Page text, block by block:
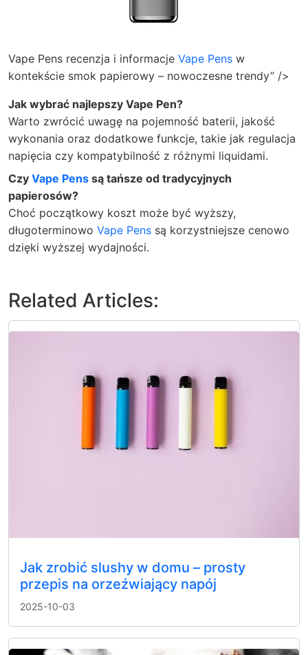
Vape Pens recenzja i informacje Vape Pens w
kontekście smok papierowy – nowoczesne trendy” />
Jak wybrać najlepszy Vape Pen?
Warto zwrócić uwagę na pojemność baterii, jakość
wykonania oraz dodatkowe funkcje, takie jak regulacja
napięcia czy kompatybilność z różnymi liquidami.
Czy Vape Pens są tańsze od tradycyjnych
papierosów?
Choć początkowy koszt może być wyższy,
długoterminowo Vape Pens są korzystniejsze cenowo
dzięki wyższej wydajności.
Related Articles:
Jak zrobić slushy w domu – prosty
przepis na orzeźwiający napój
2025-10-03